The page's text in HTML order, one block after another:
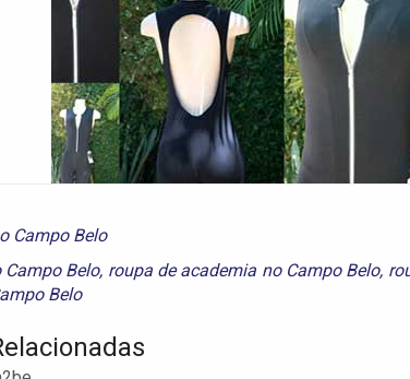
Campo Belo
Belo, roupa de academia no Campo Belo,
Belo